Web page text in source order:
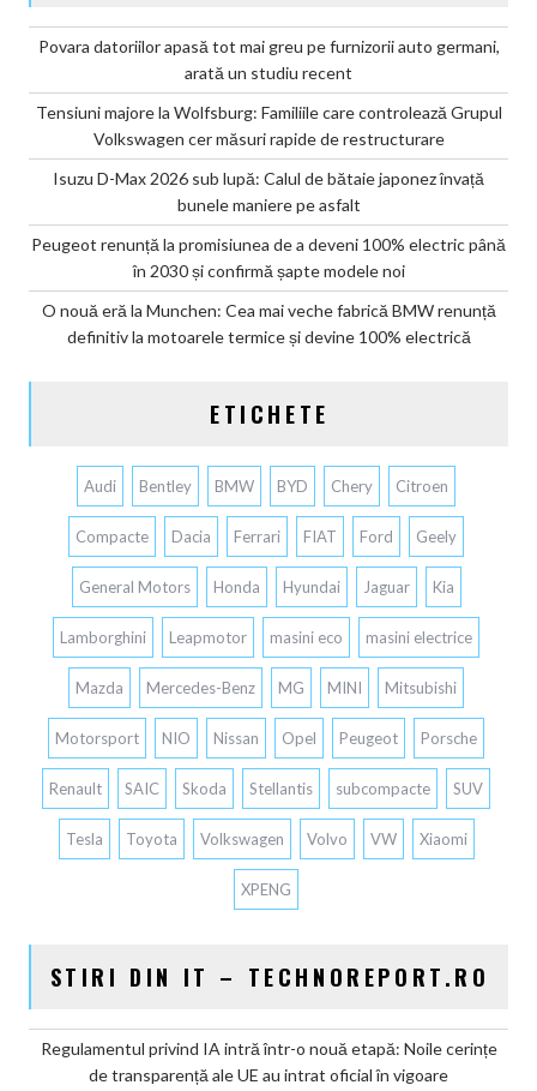
Povara datoriilor apasă tot mai greu pe furnizorii auto germani,
arată un studiu recent
Tensiuni majore la Wolfsburg: Familiile care controlează Grupul
Volkswagen cer măsuri rapide de restructurare
Isuzu D-Max 2026 sub lupă: Calul de bătaie japonez învață
bunele maniere pe asfalt
Peugeot renunță la promisiunea de a deveni 100% electric până
în 2030 și confirmă șapte modele noi
O nouă eră la Munchen: Cea mai veche fabrică BMW renunță
definitiv la motoarele termice și devine 100% electrică
ETICHETE
Audi Bentley BMW BYD Chery Citroen
Compacte Dacia Ferrari FIAT Ford Geely
General Motors Honda Hyundai Jaguar Kia
Lamborghini Leapmotor masini eco masini electrice
Mazda Mercedes-Benz MG MINI Mitsubishi
Motorsport NIO Nissan Opel Peugeot Porsche
Renault SAIC Skoda Stellantis subcompacte SUV
Tesla Toyota Volkswagen Volvo VW Xiaomi
XPENG
STIRI DIN IT – TECHNOREPORT.RO
Regulamentul privind IA intră într-o nouă etapă: Noile cerințe
de transparență ale UE au intrat oficial în vigoare